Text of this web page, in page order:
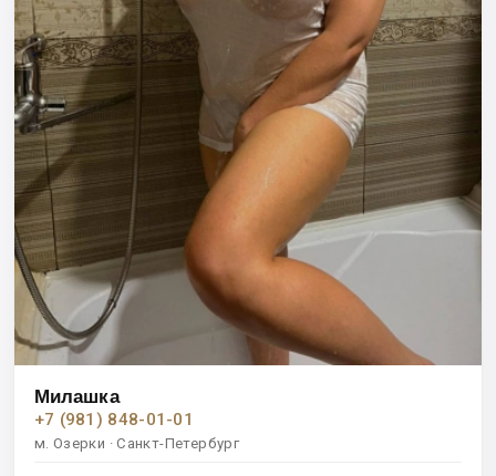
Милашка
+7 (981) 848-01-01
м. Озерки · Санкт-Петербург